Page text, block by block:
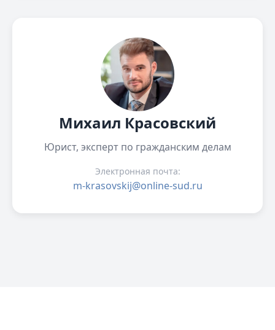
Михаил Красовский
Юрист, эксперт по гражданским делам
Электронная почта:
m-krasovskij@online-sud.ru